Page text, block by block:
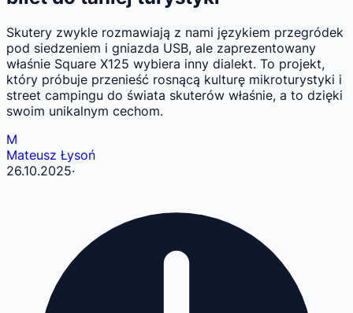
Skutery zwykle rozmawiają z nami językiem przegródek
pod siedzeniem i gniazda USB, ale zaprezentowany
właśnie Square X125 wybiera inny dialekt. To projekt,
który próbuje przenieść rosnącą kulturę mikroturystyki i
street campingu do świata skuterów właśnie, a to dzięki
swoim unikalnym cechom.
M
Mateusz Łysoń
26.10.2025·